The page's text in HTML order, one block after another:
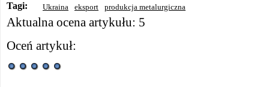
Tagi: Ukraina eksport produkcja metalurgiczna
Aktualna ocena artykułu: 5
Oceń artykuł: